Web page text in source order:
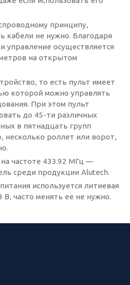
принципу,
кабели не нужно. Благодаря
управление осуществляется
на открытом
то есть пульт имеет
которой можно управлять
При этом пульт
до 45-ти различных
в пятнадцать групп
несколько роллет или ворот,
частоте 433.92 МГц —
среди продукции Alutech.
используется литиевая
В, часто менять ее не нужно.